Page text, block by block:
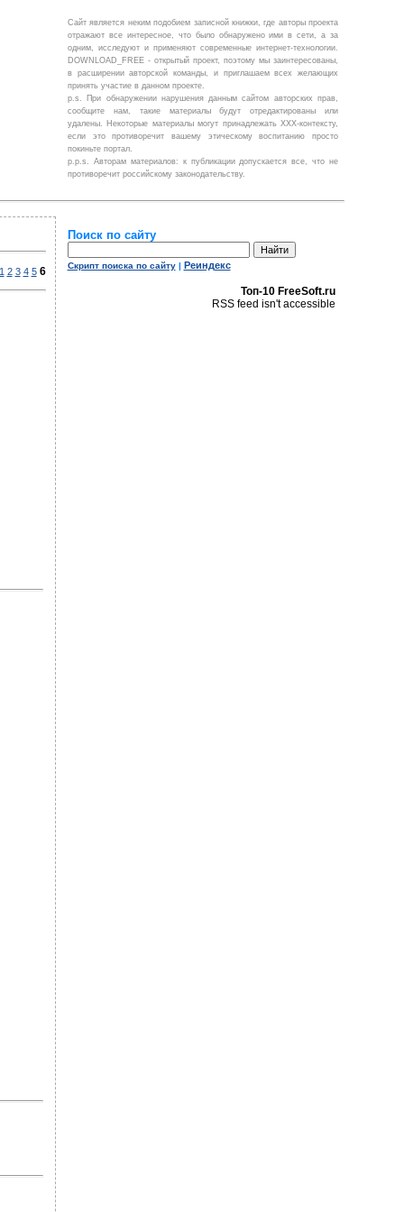
Сайт является неким подобием записной книжки, где авторы проекта
отражают все интересное, что было обнаружено ими в сети, а за
одним, исследуют и применяют современные интернет-технологии.
DOWNLOAD_FREE - открытый проект, поэтому мы заинтересованы,
в расширении авторской команды, и приглашаем всех желающих
принять участие в данном проекте.
p.s. При обнаружении нарушения данным сайтом авторских прав,
сообщите нам, такие материалы будут отредактированы или
удалены. Некоторые материалы могут принадлежать ХХХ-контексту,
если это противоречит вашему этическому воспитанию просто
покиньте портал.
p.p.s. Авторам материалов: к публикации допускается все, что не
противоречит российскому законодательству.
1 2 3 4 5 6
Поиск по сайту
Скрипт поиска по сайту| Реиндекc
Топ-10 FreeSoft.ru
RSS feed isn't accessible